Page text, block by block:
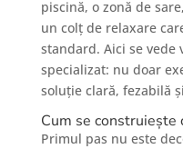
piscină, o zonă de
un colț de relaxare
standard. Aici se vede
specializat: nu doar
soluție clară, fezabilă
Cum se construiește
Primul pas nu este